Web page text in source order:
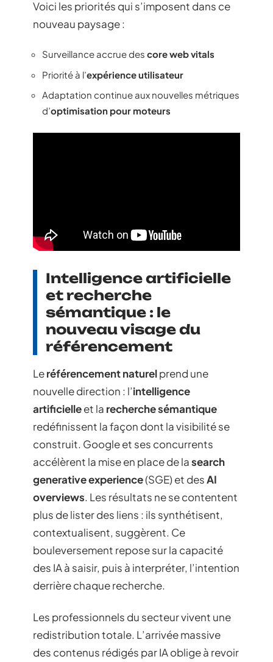
Voici les priorités qui s’imposent dans ce
nouveau paysage :
Surveillance accrue des core web vitals
Priorité à l’expérience utilisateur
Adaptation continue aux nouvelles métriques
d’optimisation pour moteurs
Intelligence artificielle
et recherche
sémantique : le
nouveau visage du
référencement
Leréférencement naturelprend une
nouvelle direction : l’intelligence
artificielleet la recherche sémantique
redéfinissent la façon dont la visibilité se
construit. Google et ses concurrents
accélèrent la mise en place de lasearch
generative experience(SGE) et desAI
overviews. Les résultats ne se contentent
plus de lister des liens : ils synthétisent,
contextualisent, suggèrent. Ce
bouleversement repose sur la capacité
des IA à saisir, puis à interpréter, l’intention
derrière chaque recherche.
Les professionnels du secteur vivent une
redistribution totale. L’arrivée massive
des contenus rédigés par IA oblige à revoir